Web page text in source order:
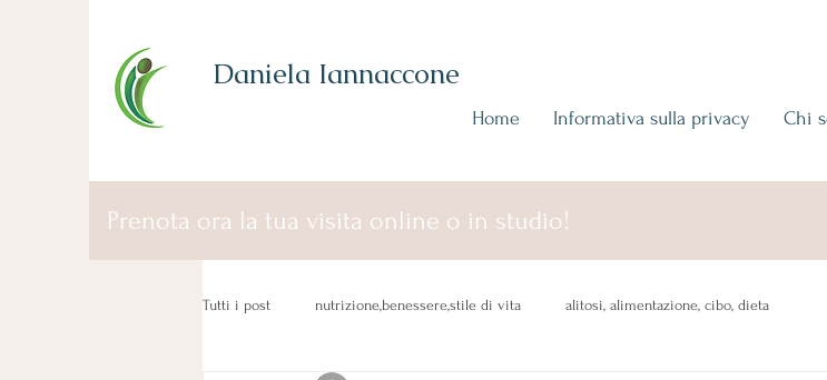
Daniela Iannaccone
Home Informativa sulla privacy Chi
Prenota ora la tua visita online o in studio!
Tutti i post nutrizione,benessere,stile di vita alitosi, alimentazione, cibo, dieta